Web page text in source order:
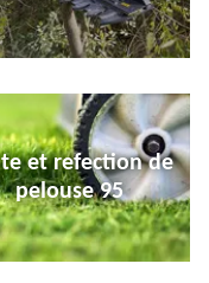
et refection de
pelouse 95